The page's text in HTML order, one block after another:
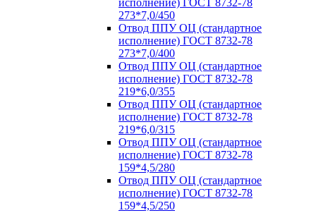
исполнение) ГОСТ 8732-78
273*7,0/450
Отвод ППУ ОЦ (стандартное
исполнение) ГОСТ 8732-78
273*7,0/400
Отвод ППУ ОЦ (стандартное
исполнение) ГОСТ 8732-78
219*6,0/355
Отвод ППУ ОЦ (стандартное
исполнение) ГОСТ 8732-78
219*6,0/315
Отвод ППУ ОЦ (стандартное
исполнение) ГОСТ 8732-78
159*4,5/280
Отвод ППУ ОЦ (стандартное
исполнение) ГОСТ 8732-78
159*4,5/250